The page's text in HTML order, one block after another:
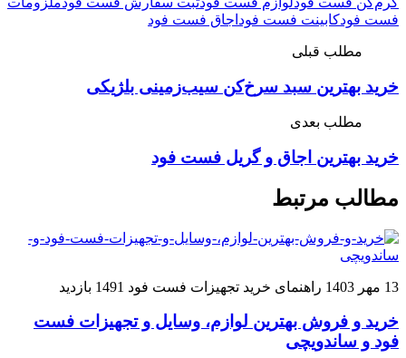
فست فودکابینت‌ فست فود اجاق‌ فست فود
مطلب قبلی
خرید بهترین سبد سرخ‌کن سیب‌زمینی بلژیکی
مطلب بعدی
خرید بهترین اجاق و گریل فست فود
مطالب مرتبط
13 مهر 1403 راهنمای خرید تجهیزات فست فود 1491 بازدید
خرید و فروش بهترین لوازم، وسایل و تجهیزات فست
فود و ساندویچی